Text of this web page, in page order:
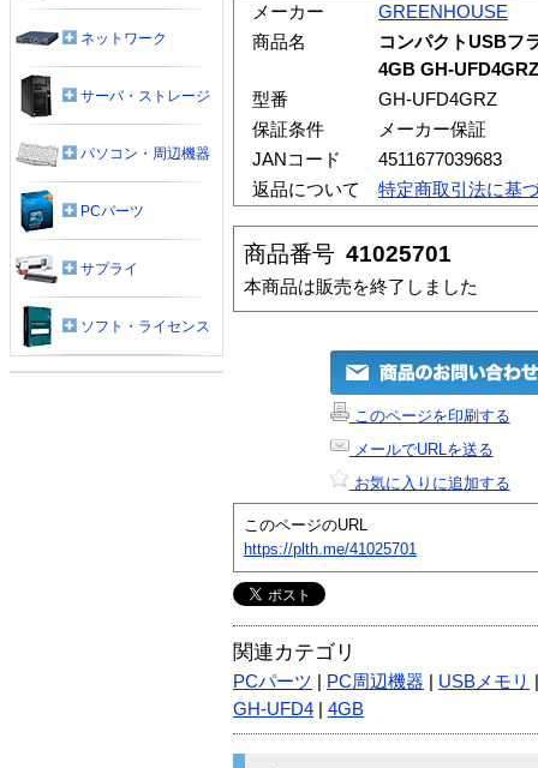
メーカー
GREENHOUSE
商品名
コンパクトUSBフ
4GB GH-UFD4GRZ
型番
GH-UFD4GRZ
保証条件
メーカー保証
JANコード
4511677039683
返品について
特定商取引法に基
商品番号 41025701
本商品は販売を終了しました
このページを印刷する
メールでURLを送る
お気に入りに追加する
このページのURL
https://plth.me/41025701
関連カテゴリ
PCパーツ PC周辺機器 USBメモリ
GH-UFD4
4GB
ネットワーク
サーバ・ストレージ
パソコン・周辺機器
PCパーツ
サプライ
ソフト・ライセンス